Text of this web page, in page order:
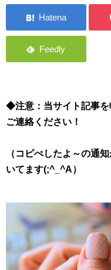
◆注意：当サイト記事を
ご連絡ください！
（コピぺしたよ～の通
いてます(;^_^A）